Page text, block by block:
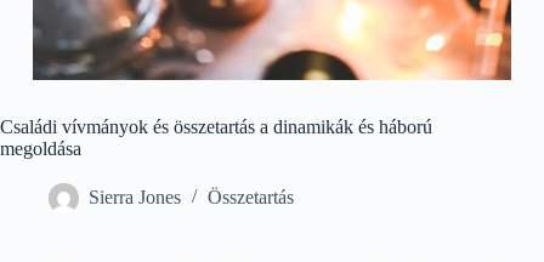
Családi vívmányok és összetartás a dinamikák és háború
megoldása
Sierra Jones Összetartás